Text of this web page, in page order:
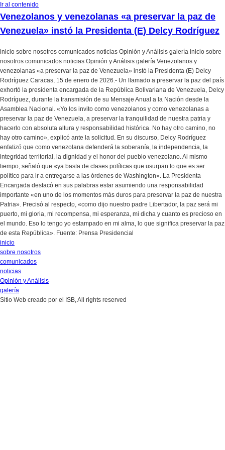
Ir al contenido
Venezolanos y venezolanas «a preservar la paz de
Venezuela» instó la Presidenta (E) Delcy Rodríguez
inicio sobre nosotros comunicados noticias Opinión y Análisis galería inicio sobre
nosotros comunicados noticias Opinión y Análisis galería Venezolanos y
venezolanas «a preservar la paz de Venezuela» instó la Presidenta (E) Delcy
Rodríguez Caracas, 15 de enero de 2026.- Un llamado a preservar la paz del país
exhortó la presidenta encargada de la República Bolivariana de Venezuela, Delcy
Rodríguez, durante la transmisión de su Mensaje Anual a la Nación desde la
Asamblea Nacional. «Yo los invito como venezolanos y como venezolanas a
preservar la paz de Venezuela, a preservar la tranquilidad de nuestra patria y
hacerlo con absoluta altura y responsabilidad histórica. No hay otro camino, no
hay otro camino», explicó ante la solicitud. En su discurso, Delcy Rodríguez
enfatizó que como venezolana defenderá la soberanía, la independencia, la
integridad territorial, la dignidad y el honor del pueblo venezolano. Al mismo
tiempo, señaló que «ya basta de clases políticas que usurpan lo que es ser
político para ir a entregarse a las órdenes de Washington». La Presidenta
Encargada destacó en sus palabras estar asumiendo una responsabilidad
importante «en uno de los momentos más duros para preservar la paz de nuestra
Patria». Precisó al respecto, «como dijo nuestro padre Libertador, la paz será mi
puerto, mi gloria, mi recompensa, mi esperanza, mi dicha y cuanto es precioso en
el mundo. Eso lo tengo yo estampado en mi alma, lo que significa preservar la paz
de esta República». Fuente: Prensa Presidencial
inicio
sobre nosotros
comunicados
noticias
Opinión y Análisis
galería
Sitio Web creado por el ISB, All rights reserved